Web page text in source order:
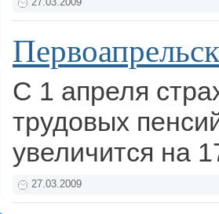
27.03.2009
С 1 апреля
трудовых
увеличится на
27.03.2009